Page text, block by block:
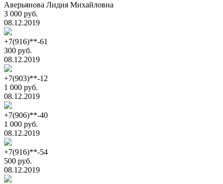
Аверьянова Лидия Михайловна
3 000 руб.
08.12.2019
+7(916)**-61
300 руб.
08.12.2019
+7(903)**-12
1 000 руб.
08.12.2019
+7(906)**-40
1 000 руб.
08.12.2019
+7(916)**-54
500 руб.
08.12.2019